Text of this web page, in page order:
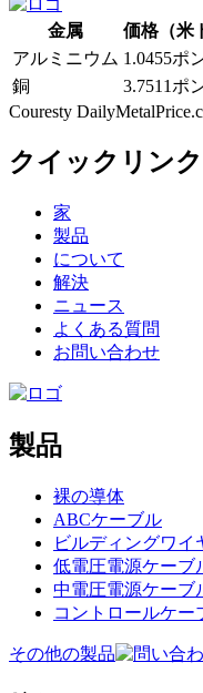
金属 価格（米
アルミニウム 1.0455ポ
銅
3.7511ポ
Couresty
クイックリンク
家
製品
について
解決
ニュース
よくある質問
お問い合わせ
製品
裸の導体
ABCケーブル
ビルディングワイ
低電圧電源ケーブ
中電圧電源ケーブ
コントロールケー
その他の製品